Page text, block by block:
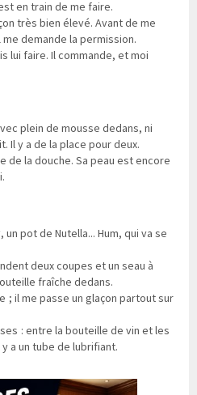
en train de me faire.
très bien élevé. Avant de me
demande la permission.
lui faire. Il commande, et moi
plein de mousse dedans, ni
Il y a de la place pour deux.
de la douche. Sa peau est encore
pot de Nutella... Hum, qui va se
deux coupes et un seau à
fraîche dedans.
; il me passe un glaçon partout sur
: entre la bouteille de vin et les
a un tube de lubrifiant.